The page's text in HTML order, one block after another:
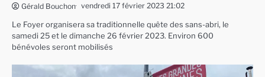
Gérald Bouchon vendredi 17 février 2023 21:02
Le Foyer organisera sa traditionnelle quête des sans-abri, le
samedi 25 et le dimanche 26 février 2023. Environ 600
bénévoles seront mobilisés